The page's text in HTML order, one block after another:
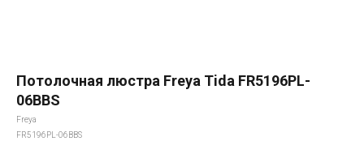
Потолочная люстра Freya Tida FR5196PL-
06BBS
Freya
FR5196PL-06BBS